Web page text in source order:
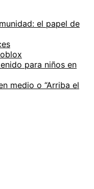
el papel de
para niños en
medio o “Arriba el